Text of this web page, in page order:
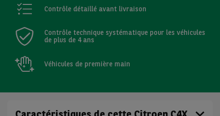
Contrôle détaillé avant livraison
Contrôle technique systématique pour les véhicules
de plus de 4 ans
Véhicules de première main